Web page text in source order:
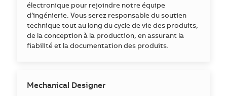
électronique pour rejoindre notre équipe
d’ingénierie. Vous serez responsable du soutien
technique tout au long du cycle de vie des produits,
de la conception à la production, en assurant la
fiabilité et la documentation des produits.
Mechanical Designer